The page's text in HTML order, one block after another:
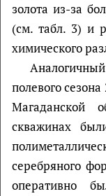
золота из-за
(см. табл. 3) и
химического
полевого
Магаданской
скважинах
серебряного
оперативно